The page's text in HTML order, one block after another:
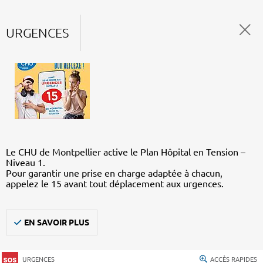
URGENCES
Le CHU de Montpellier active le Plan Hôpital en Tension –
Niveau 1.
Pour garantir une prise en charge adaptée à chacun,
appelez le 15 avant tout déplacement aux urgences.
EN SAVOIR PLUS
URGENCES ACCÈS RAPIDES